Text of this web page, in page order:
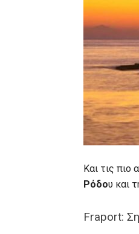
Και τις πιο
Ρόδου και
Fraport: